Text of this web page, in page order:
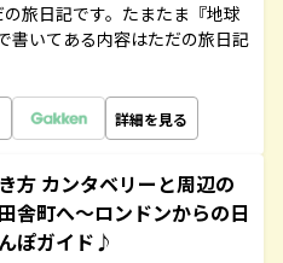
旅日記です。たまたま『地球
書いてある内容はただの旅日記
詳細を見る
方 カンタベリーと周辺の
舎町へ～ロンドンからの日
ぽガイド♪